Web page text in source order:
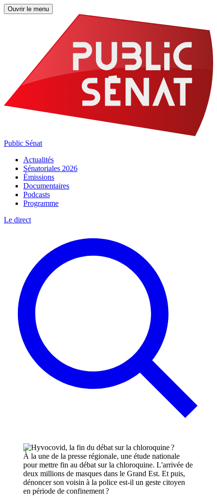
Ouvrir le menu
Public Sénat
Actualités
Sénatoriales 2026
Émissions
Documentaires
Podcasts
Programme
Le direct
À la une de la presse régionale, une étude nationale
pour mettre fin au débat sur la chloroquine. L'arrivée de
deux millions de masques dans le Grand Est. Et puis,
dénoncer son voisin à la police est-il un geste citoyen
en période de confinement ?